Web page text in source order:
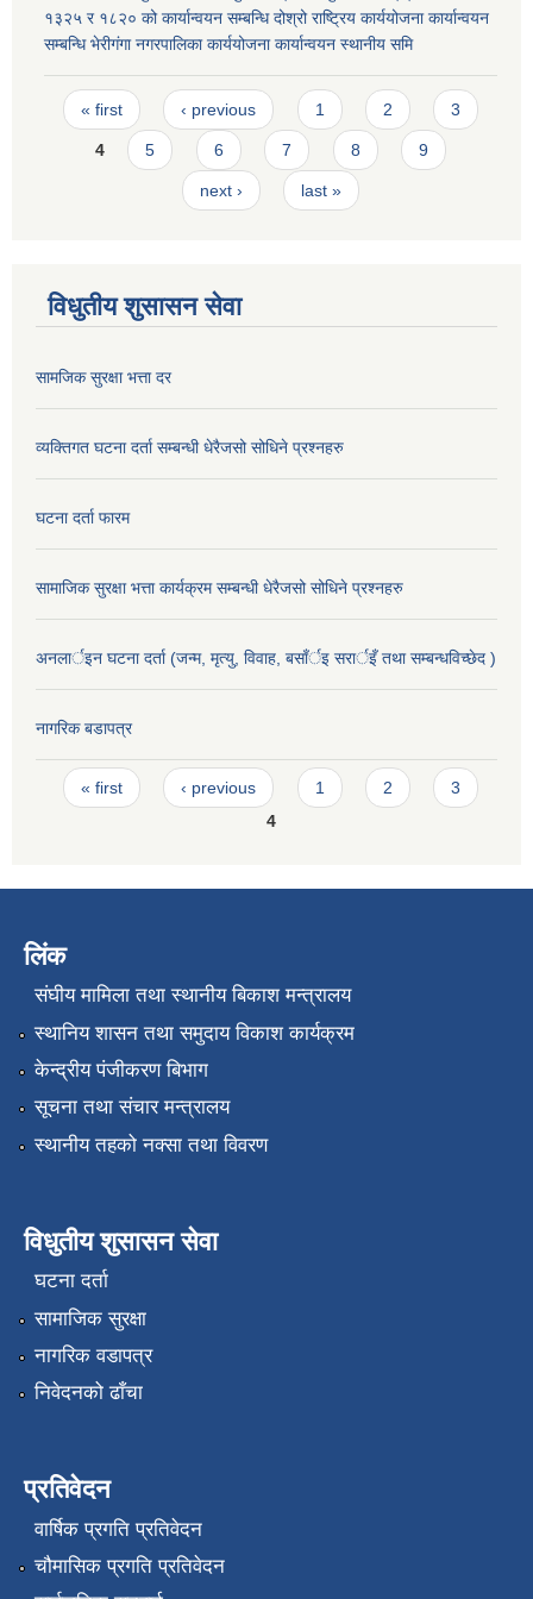
१३२५ र १८२० को कार्यान्वयन सम्बन्धि दोश्रो राष्ट्रिय कार्ययोजना कार्यान्वयन
सम्बन्धि भेरीगंगा नगरपालिका कार्ययोजना कार्यान्वयन स्थानीय समि
Pages
« first ‹ previous 1 2 3
4 5 6 7 8 9
next › last »
विधुतीय शुसासन सेवा
सामजिक सुरक्षा भत्ता दर
व्यक्तिगत घटना दर्ता सम्बन्धी धेरैजसो सोधिने प्रश्नहरु
घटना दर्ता फारम
सामाजिक सुरक्षा भत्ता कार्यक्रम सम्बन्धी धेरैजसो सोधिने प्रश्नहरु
अनलार्इन घटना दर्ता (जन्म, मृत्यु, विवाह, बसाँर्इ सरार्इँ तथा सम्बन्धविच्छेद )
नागरिक बडापत्र
Pages
« first ‹ previous 1 2
3
4
लिंक
संघीय मामिला तथा स्थानीय बिकाश मन्त्रालय
स्थानिय शासन तथा समुदाय विकाश कार्यक्रम
केन्द्रीय पंजीकरण बिभाग
सूचना तथा संचार मन्त्रालय
स्थानीय तहको नक्सा तथा विवरण
विधुतीय शुसासन सेवा
घटना दर्ता
सामाजिक सुरक्षा
नागरिक वडापत्र
निवेदनको ढाँचा
प्रतिवेदन
वार्षिक प्रगति प्रतिवेदन
चौमासिक प्रगति प्रतिवेदन